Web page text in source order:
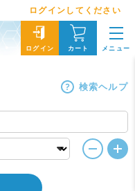
ログインしてください
ログイン カート メニュー
検索ヘルプ